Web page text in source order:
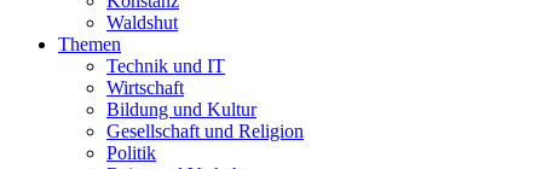
Waldshut
Themen
Technik und IT
Wirtschaft
Bildung und Kultur
Gesellschaft und Religion
Politik